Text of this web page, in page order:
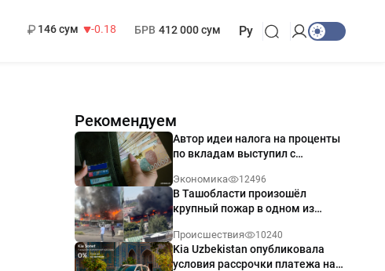
146 сум
-0.18
БРВ 412 000 сум Ру
Рекомендуем
Автор идеи налога на проценты
по вкладам выступил с
Экономика 12496
В Ташобласти произошёл
крупный пожар в одном из
Происшествия 10240
Kia Uzbekistan опубликовала
условия рассрочки платежа на